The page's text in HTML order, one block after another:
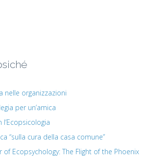
nelle organizzazioni
per un’amica
“sulla cura della casa comune”
Ecopsychology: The Flight of the Phoenix